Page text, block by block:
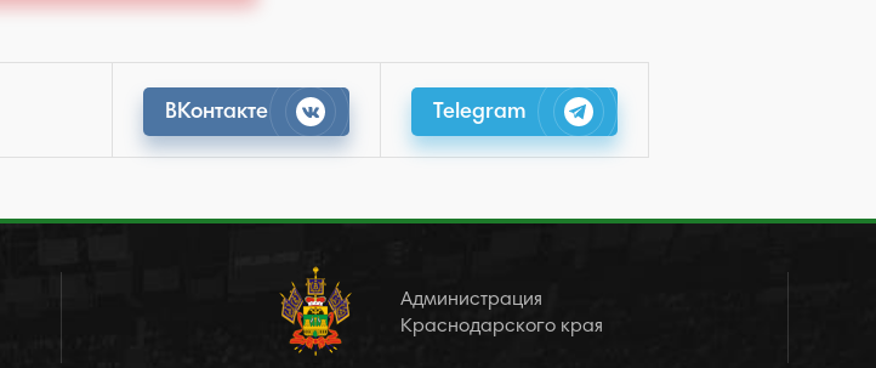
ВКонтакте Telegram
Администрация
Краснодарского края